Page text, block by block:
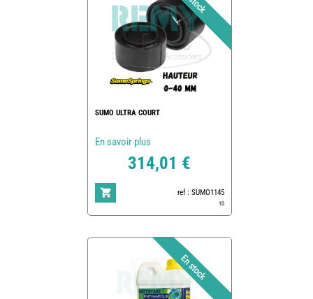
SUMO ULTRA COURT
En savoir plus
314,01 €
ref : SUMO1145
10